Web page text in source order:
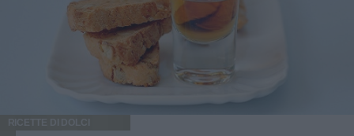
RICETTE DI DOLCI